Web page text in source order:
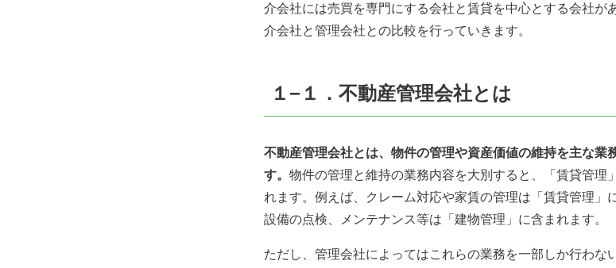
介会社には売買を専門にする会社と賃貸を中心とする会社が
介会社と管理会社との比較を行っていきます。
１−１．不動産管理会社とは
不動産管理会社とは、物件の管理や資産価値の維持を主な業
す。 物件の管理と維持の業務内容を大別すると、「賃貸管理
れます。例えば、クレーム対応や家賃の管理は「賃貸管理」
設備の点検、メンテナンス等は「建物管理」に含まれます。
ただし、管理会社によってはこれらの業務を一部しか行わな